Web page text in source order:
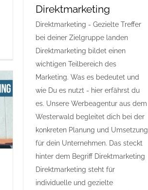
Direktmarketing
Direktmarketing - Gezielte Treffer
bei deiner Zielgruppe landen
Direktmarketing bildet einen
wichtigen Teilbereich des
Marketing. Was es bedeutet und
wie Du es nutzt - hier erfährst du
es. Unsere Werbeagentur aus dem
Westerwald begleitet dich bei der
konkreten Planung und Umsetzung
für dein Unternehmen. Das steckt
hinter dem Begriff Direktmarketing
Direktmarketing steht für
individuelle und gezielte